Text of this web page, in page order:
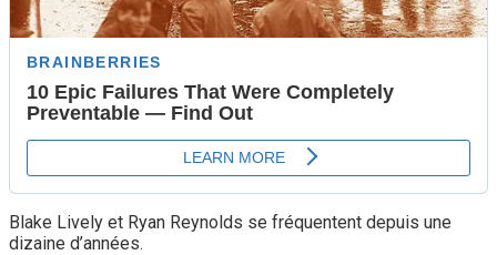
Blake Lively et Ryan Reynolds se fréquentent depuis une
dizaine d’années.